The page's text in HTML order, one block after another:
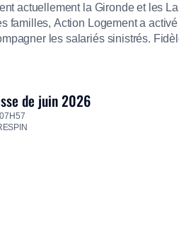
actuellement la Gironde et les
familles, Action Logement a
les salariés sinistrés.
de juin 2026